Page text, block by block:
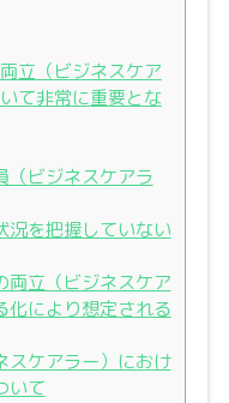
立（ビジネスケア
て非常に重要とな
（ビジネスケアラ
況を把握していない
両立（ビジネスケア
化により想定される
スケアラー）におけ
いて